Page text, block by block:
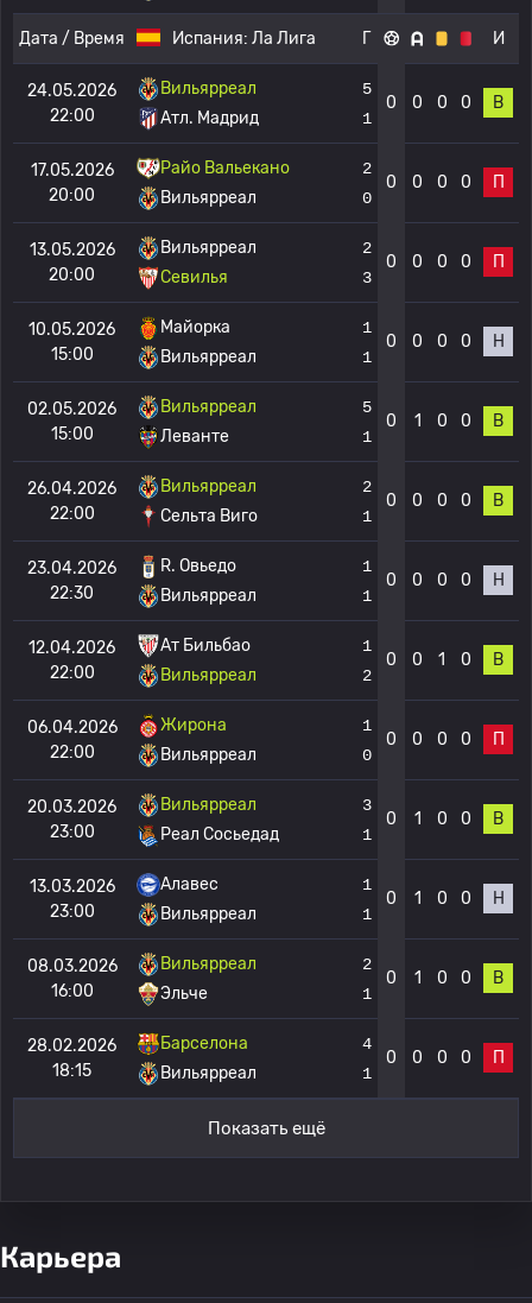
Дата / Время Испания: Ла Лига Г И
24.05.2026
22:00
Вильярреал
Атл. Мадрид
5
1
0 0 0 0 В
17.05.2026
20:00
Райо Вальекано
Вильярреал
2
0
0 0 0 0 П
13.05.2026
20:00
Вильярреал
Севилья
2
3
0 0 0 0 П
10.05.2026
15:00
Майорка
Вильярреал
1
1
0 0 0 0 Н
02.05.2026
15:00
Вильярреал
Леванте
5
1
0 1 0 0 В
26.04.2026
22:00
Вильярреал
Сельта Виго
2
1
0 0 0 0 В
23.04.2026
22:30
R. Овьедо
Вильярреал
1
1
0 0 0 0 Н
12.04.2026
22:00
Ат Бильбао
Вильярреал
1
2
0 0 1 0 В
06.04.2026
22:00
Жирона
Вильярреал
1
0
0 0 0 0 П
20.03.2026
23:00
Вильярреал
Реал Сосьедад
3
1
0 1 0 0 В
13.03.2026
23:00
Алавес
Вильярреал
1
1
0 1 0 0 Н
08.03.2026
16:00
Вильярреал
Эльче
2
1
0 1 0 0 В
28.02.2026
18:15
Барселона
Вильярреал
4
1
0 0 0 0 П
Показать ещё
Карьера